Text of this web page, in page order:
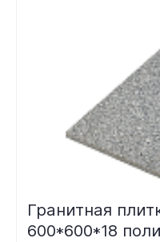
Гранитная
600*600*18